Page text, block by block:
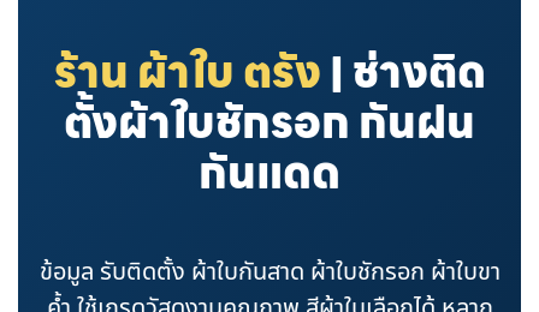
ร้าน ผ้าใบ ตรัง| ช่างติด
ตั้งผ้าใบชักรอก กันฝน
กันแดด
ข้อมูล รับติดตั้ง ผ้าใบกันสาด ผ้าใบชักรอก ผ้าใบขา